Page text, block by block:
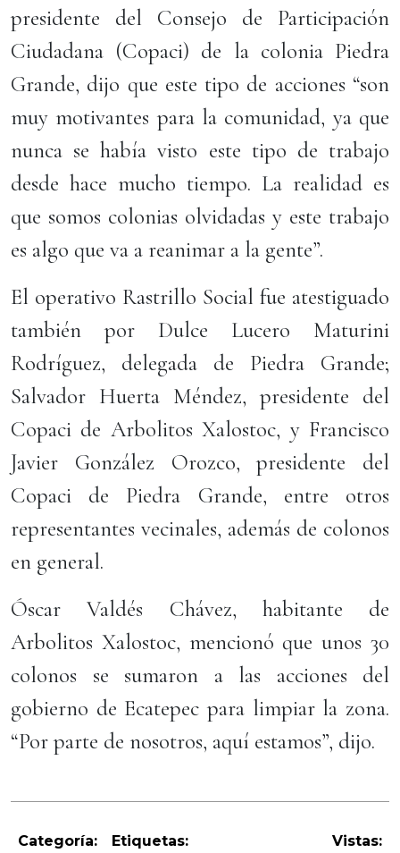
presidente del Consejo de Participación
Ciudadana (Copaci) de la colonia Piedra
Grande, dijo que este tipo de acciones “son
muy motivantes para la comunidad, ya que
nunca se había visto este tipo de trabajo
desde hace mucho tiempo. La realidad es
que somos colonias olvidadas y este trabajo
es algo que va a reanimar a la gente”.
El operativo Rastrillo Social fue atestiguado
también por Dulce Lucero Maturini
Rodríguez, delegada de Piedra Grande;
Salvador Huerta Méndez, presidente del
Copaci de Arbolitos Xalostoc, y Francisco
Javier González Orozco, presidente del
Copaci de Piedra Grande, entre otros
representantes vecinales, además de colonos
en general.
Óscar Valdés Chávez, habitante de
Arbolitos Xalostoc, mencionó que unos 30
colonos se sumaron a las acciones del
gobierno de Ecatepec para limpiar la zona.
“Por parte de nosotros, aquí estamos”, dijo.
Categoría:
Etiquetas: Vistas: